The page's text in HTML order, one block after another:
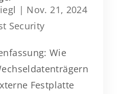
| Nov. 21, 2024
Security
Wie
Festplatte